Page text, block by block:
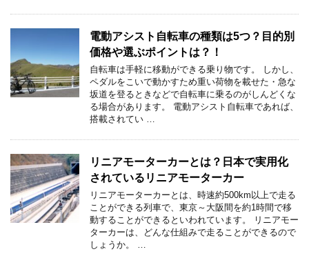
電動アシスト自転車の種類は5つ？目的別
価格や選ぶポイントは？！
自転車は手軽に移動ができる乗り物です。 しかし、
ペダルをこいで動かすため重い荷物を載せた・急な
坂道を登るときなどで自転車に乗るのがしんどくな
る場合があります。 電動アシスト自転車であれば、
搭載されてい …
リニアモーターカーとは？日本で実用化
されているリニアモーターカー
リニアモーターカーとは、時速約500km以上で走る
ことができる列車で、東京～大阪間を約1時間で移
動することができるといわれています。 リニアモー
ターカーは、どんな仕組みで走ることができるので
しょうか。 …